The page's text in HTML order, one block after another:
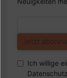
Ich willige